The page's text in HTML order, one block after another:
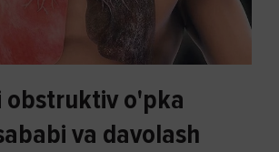
obstruktiv o'pka
va davolash